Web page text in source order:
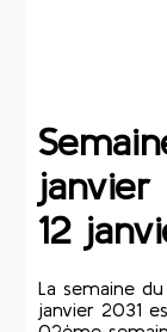
janvier
12
La semaine
janvier 2031